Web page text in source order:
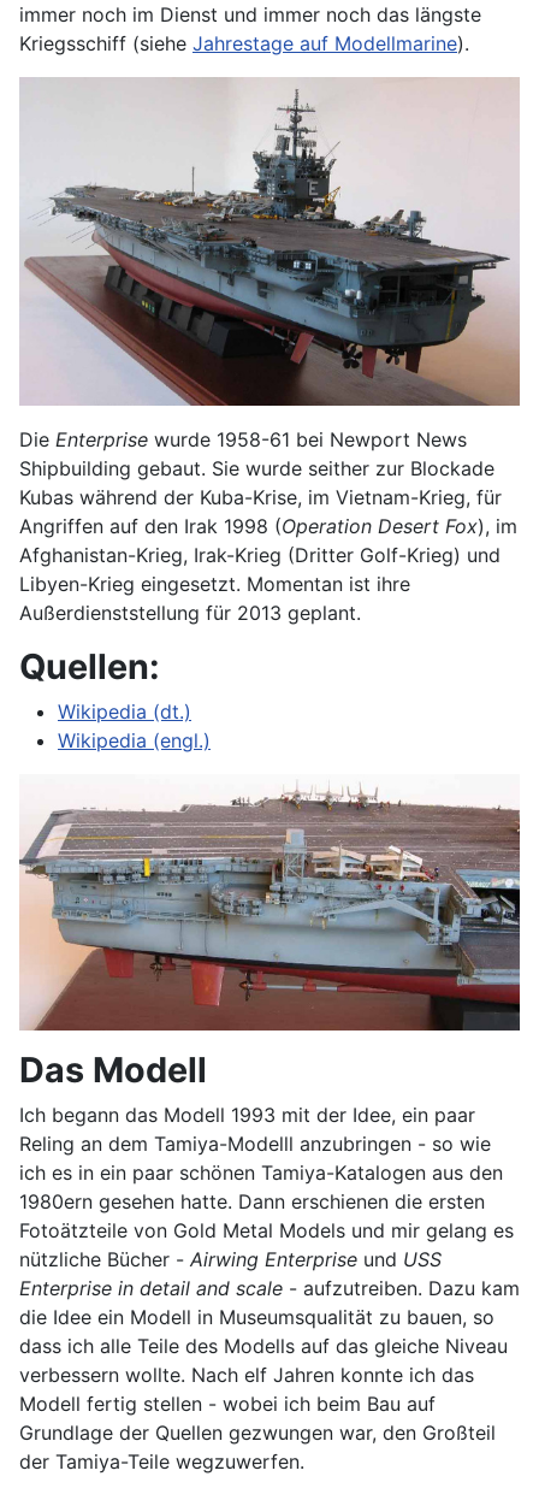
immer noch im Dienst und immer noch das längste
Kriegsschiff (siehe Jahrestage auf Modellmarine).
Die Enterprise wurde 1958-61 bei Newport News
Shipbuilding gebaut. Sie wurde seither zur Blockade
Kubas während der Kuba-Krise, im Vietnam-Krieg, für
Angriffen auf den Irak 1998 (Operation Desert Fox), im
Afghanistan-Krieg, Irak-Krieg (Dritter Golf-Krieg) und
Libyen-Krieg eingesetzt. Momentan ist ihre
Außerdienststellung für 2013 geplant.
Quellen:
Wikipedia (dt.)
Wikipedia (engl.)
Das Modell
Ich begann das Modell 1993 mit der Idee, ein paar
Reling an dem Tamiya-Modelll anzubringen - so wie
ich es in ein paar schönen Tamiya-Katalogen aus den
1980ern gesehen hatte. Dann erschienen die ersten
Fotoätzteile von Gold Metal Models und mir gelang es
nützliche Bücher - Airwing Enterprise und USS
Enterprise in detail and scale - aufzutreiben. Dazu kam
die Idee ein Modell in Museumsqualität zu bauen, so
dass ich alle Teile des Modells auf das gleiche Niveau
verbessern wollte. Nach elf Jahren konnte ich das
Modell fertig stellen - wobei ich beim Bau auf
Grundlage der Quellen gezwungen war, den Großteil
der Tamiya-Teile wegzuwerfen.